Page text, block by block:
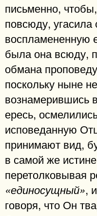
письменно,
повсюду, угасила
воспламененную
была она всюду,
обмана
поскольку ныне
вознамерившись
ересь,
исповеданную
принимают вид,
в самой же
перетолковывая
«единосущный»,
говоря, что Он